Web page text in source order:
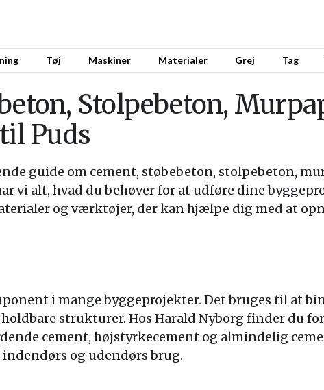
Tøj Maskiner Materialer Grej Tag
Stolpebeton,
Puds
guide om cement, støbebeton, stolpebeton,
vi alt, hvad du behøver for at udføre dine
og værktøjer, der kan hjælpe dig med at
i mange byggeprojekter. Det bruges til at
strukturer. Hos Harald Nyborg finder du
cement, højstyrkecement og almindelig
og udendørs brug.